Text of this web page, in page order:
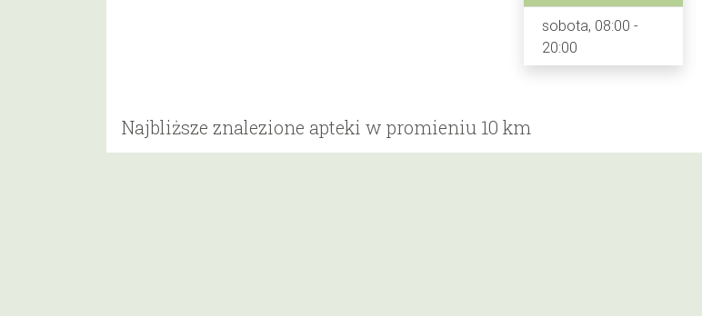
sobota, 08:00 -
20:00
Najbliższe znalezione apteki w promieniu 10 km